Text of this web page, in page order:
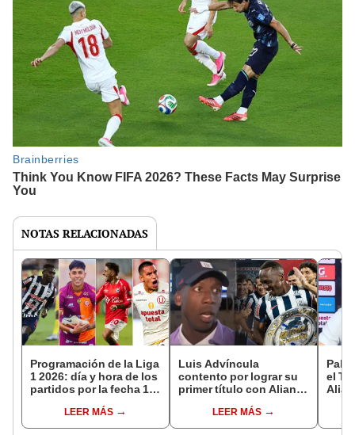
NOTAS RELACIONADAS
Programación de la Liga
1 2026: día y hora de los
partidos por la fecha 17
LEER MÁS
Luis Advíncula
contento por lograr su
primer título con Alianza
no conseguimos nada"
LEER MÁS
el
foto"